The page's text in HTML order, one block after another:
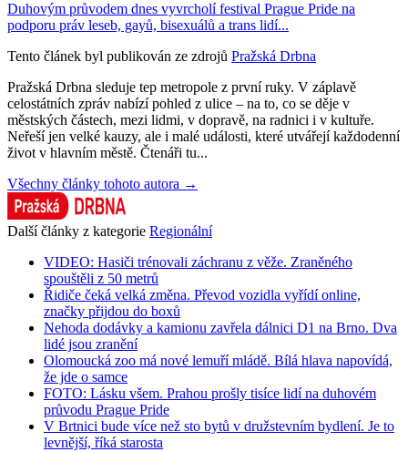
Duhovým průvodem dnes vyvrcholí festival Prague Pride na
podporu práv leseb, gayů, bisexuálů a trans lidí...
Tento článek byl publikován ze zdrojů Pražská Drbna
Pražská Drbna sleduje tep metropole z první ruky. V záplavě
celostátních zpráv nabízí pohled z ulice – na to, co se děje v
městských částech, mezi lidmi, v dopravě, na radnici i v kultuře.
Neřeší jen velké kauzy, ale i malé události, které utvářejí každodenní
život v hlavním městě. Čtenáři tu...
Všechny články tohoto autora →
Další články z kategorie Regionální
VIDEO: Hasiči trénovali záchranu z věže. Zraněného
spouštěli z 50 metrů
Řidiče čeká velká změna. Převod vozidla vyřídí online,
značky přijdou do boxů
Nehoda dodávky a kamionu zavřela dálnici D1 na Brno. Dva
lidé jsou zranění
Olomoucká zoo má nové lemuří mládě. Bílá hlava napovídá,
že jde o samce
FOTO: Lásku všem. Prahou prošly tisíce lidí na duhovém
průvodu Prague Pride
V Brtnici bude více než sto bytů v družstevním bydlení. Je to
levnější, říká starosta